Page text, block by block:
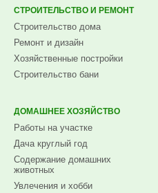
СТРОИТЕЛЬСТВО И РЕМОНТ
Строительство дома
Ремонт и дизайн
Хозяйственные постройки
Строительство бани
ДОМАШНЕЕ ХОЗЯЙСТВО
Работы на участке
Дача круглый год
Содержание домашних
животных
Увлечения и хобби